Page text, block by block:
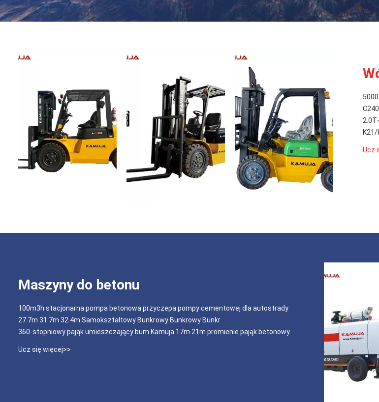
K21/
Ucz
Maszyny do betonu
100m3h stacjonarna pompa betonowa przyczepa pompy cementowej dla autostrady
27.7m 31.7m 32.4m Samokształtowy Bunkrowy Bunkrowy Bunkr
360-stopniowy pająk umieszczający bum Kamuja 17m 21m promienie pająk betonowy
Ucz się więcej>>